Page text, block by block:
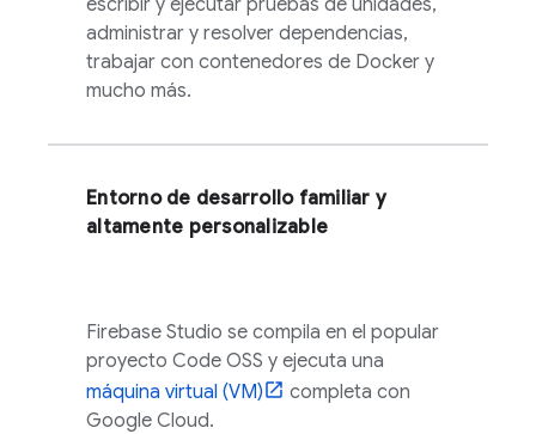
escribir y ejecutar pruebas de unidades,
administrar y resolver dependencias,
trabajar con contenedores de Docker y
mucho más.
Entorno de desarrollo familiar y
altamente personalizable
Firebase Studio se compila en el popular
proyecto Code OSS y ejecuta una
máquina virtual (VM)
completa con
Google Cloud.